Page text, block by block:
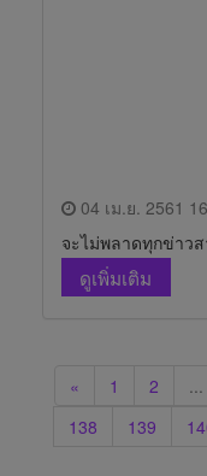
04 เม.ย. 2561
จะไม่พลาดทุกข่าว
ดูเพิ่มเติม
« 1 2 ...
138
139